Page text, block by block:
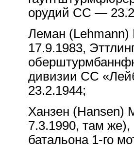
орудий СС —
Леман (Lehmann)
17.9.1983,
дивизии СС
23.2.1944;
Ханзен (Hansen)
7.3.1990, там
батальона 1-го